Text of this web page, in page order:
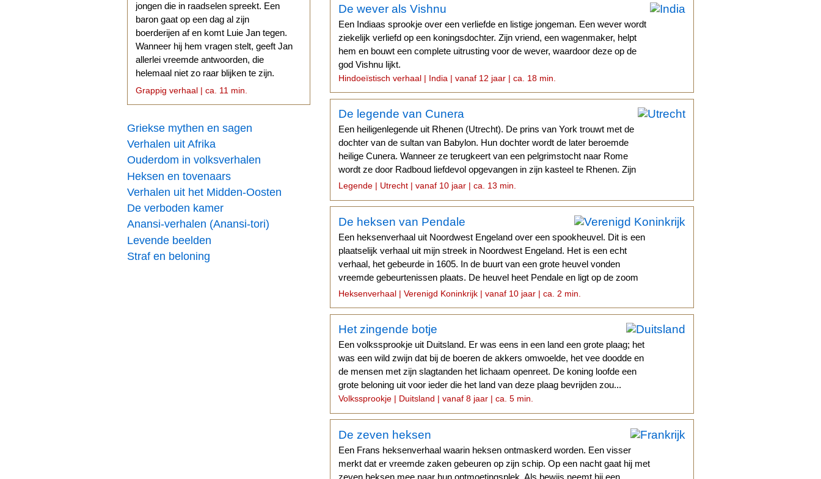
jongen die in raadselen spreekt. Een
baron gaat op een dag al zijn
boerderijen af en komt Luie Jan tegen.
Wanneer hij hem vragen stelt, geeft Jan
allerlei vreemde antwoorden, die
helemaal niet zo raar blijken te zijn.
Grappig verhaal | ca. 11 min.
Griekse mythen en sagen
Verhalen uit Afrika
Ouderdom in volksverhalen
Heksen en tovenaars
Verhalen uit het Midden-Oosten
De verboden kamer
Anansi-verhalen (Anansi-tori)
Levende beelden
Straf en beloning
De wever als Vishnu
Een Indiaas sprookje over een verliefde en listige jongeman. Een wever wordt
ziekelijk verliefd op een koningsdochter. Zijn vriend, een wagenmaker, helpt
hem en bouwt een complete uitrusting voor de wever, waardoor deze op de
god Vishnu lijkt.
Hindoeïstisch verhaal | India | vanaf 12 jaar | ca. 18 min.
De legende van Cunera
Een heiligenlegende uit Rhenen (Utrecht). De prins van York trouwt met de
dochter van de sultan van Babylon. Hun dochter wordt de later beroemde
heilige Cunera. Wanneer ze terugkeert van een pelgrimstocht naar Rome
wordt ze door Radboud liefdevol opgevangen in zijn kasteel te Rhenen. Zijn
vrouw is echter jaloers...
Legende | Utrecht | vanaf 10 jaar | ca. 13 min.
De heksen van Pendale
Een heksenverhaal uit Noordwest Engeland over een spookheuvel. Dit is een
plaatselijk verhaal uit mijn streek in Noordwest Engeland. Het is een echt
verhaal, het gebeurde in 1605. In de buurt van een grote heuvel vonden
vreemde gebeurtenissen plaats. De heuvel heet Pendale en ligt op de zoom
van het Pennine-gebergte.
Heksenverhaal | Verenigd Koninkrijk | vanaf 10 jaar | ca. 2 min.
Het zingende botje
Een volkssprookje uit Duitsland. Er was eens in een land een grote plaag; het
was een wild zwijn dat bij de boeren de akkers omwoelde, het vee doodde en
de mensen met zijn slagtanden het lichaam openreet. De koning loofde een
grote beloning uit voor ieder die het land van deze plaag bevrijden zou...
Volkssprookje | Duitsland | vanaf 8 jaar | ca. 5 min.
De zeven heksen
Een Frans heksenverhaal waarin heksen ontmaskerd worden. Een visser
merkt dat er vreemde zaken gebeuren op zijn schip. Op een nacht gaat hij met
zeven heksen mee naar hun ontmoetingsplek. Als bewijs neemt hij een